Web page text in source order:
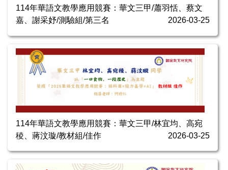
114年華語文教學應用競賽：華文三甲/蕭羽恬、蔡文
嘉、謝采妤/測驗組/第三名
2026-03-25
114年華語文教學應用競賽：華文三甲/林宜均、高宛
稜、蔣汶璇/教材組/佳作
2026-03-25